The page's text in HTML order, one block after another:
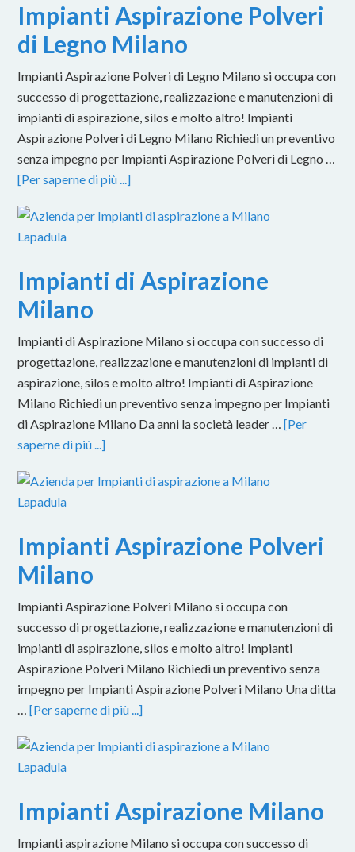
Impianti Aspirazione Polveri
di Legno Milano
Impianti Aspirazione Polveri di Legno Milano si occupa con
successo di progettazione, realizzazione e manutenzioni di
impianti di aspirazione, silos e molto altro! Impianti
Aspirazione Polveri di Legno Milano Richiedi un preventivo
senza impegno per Impianti Aspirazione Polveri di Legno …
[Per saperne di più ...]
Impianti di Aspirazione
Milano
Impianti di Aspirazione Milano si occupa con successo di
progettazione, realizzazione e manutenzioni di impianti di
aspirazione, silos e molto altro! Impianti di Aspirazione
Milano Richiedi un preventivo senza impegno per Impianti
di Aspirazione Milano Da anni la società leader …[Per
saperne di più ...]
Impianti Aspirazione Polveri
Milano
Impianti Aspirazione Polveri Milano si occupa con
successo di progettazione, realizzazione e manutenzioni di
impianti di aspirazione, silos e molto altro! Impianti
Aspirazione Polveri Milano Richiedi un preventivo senza
impegno per Impianti Aspirazione Polveri Milano Una ditta
…[Per saperne di più ...]
Impianti Aspirazione Milano
Impianti aspirazione Milano si occupa con successo di